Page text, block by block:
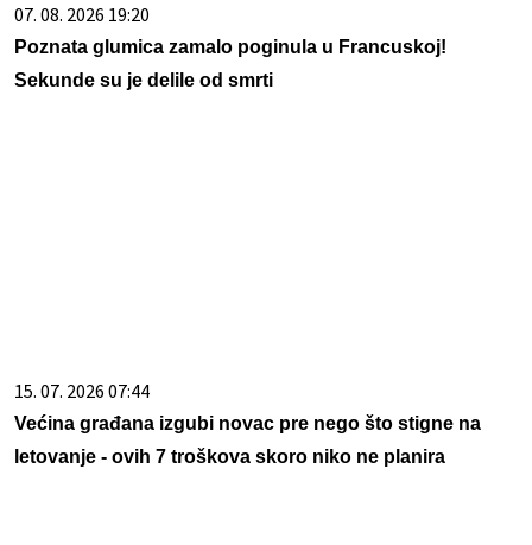
07. 08. 2026 19:20
Poznata glumica zamalo poginula u Francuskoj!
Sekunde su je delile od smrti
15. 07. 2026 07:44
Većina građana izgubi novac pre nego što stigne na
letovanje - ovih 7 troškova skoro niko ne planira